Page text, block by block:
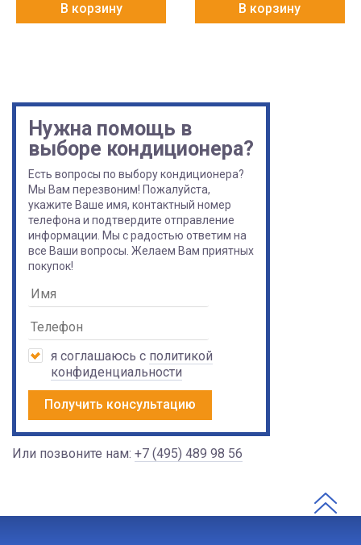
В корзину В корзину
Нужна помощь в
выборе кондиционера?
Есть вопросы по выбору кондиционера?
Мы Вам перезвоним! Пожалуйста,
укажите Ваше имя, контактный номер
телефона и подтвердите отправление
информации. Мы с радостью ответим на
все Ваши вопросы. Желаем Вам приятных
покупок!
я соглашаюсь с политикой
конфиденциальности
Получить консультацию
Или позвоните нам: +7 (495) 489 98 56